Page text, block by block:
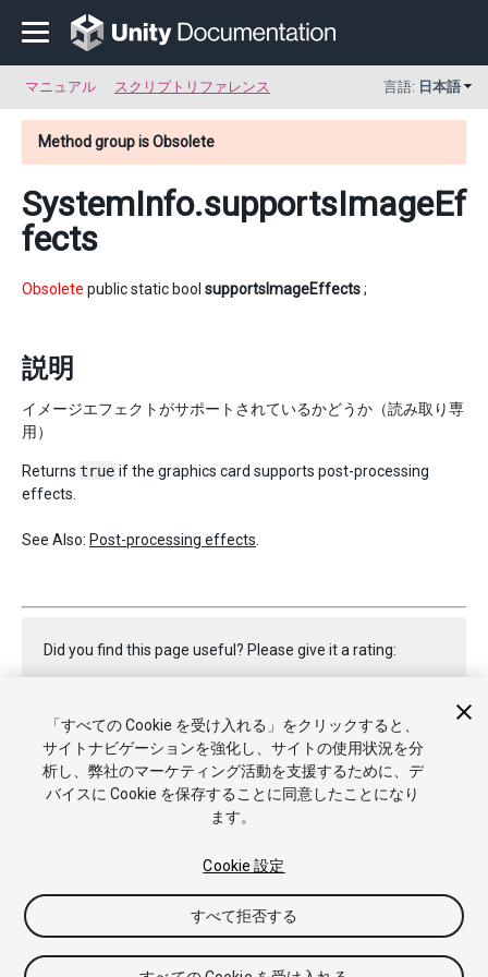
マニュアル スクリプトリファレンス 言語: 日本語
Method group is Obsolete
SystemInfo.supportsImageEf
fects
Obsolete public static bool supportsImageEffects;
説明
イメージエフェクトがサポートされているかどうか（読み取り専
用）
Returns true if the graphics card supports post-processing
effects.
See Also: Post-processing effects
Did you find this page useful? Please give it a rating:
Report a problem on this page
Copyright © 2021 Unity Technologies. Publication 2021.2
チュートリアル
Answers ナレッジベース
クッキー
私の個人情報を販売または共有しない
「すべての Cookie を受け入れる」をクリックすると、
サイトナビゲーションを強化し、サイトの使用状況を分
析し、弊社のマーケティング活動を支援するために、デ
バイスに Cookie を保存することに同意したことになり
ます。
Cookie 設定
すべて拒否する